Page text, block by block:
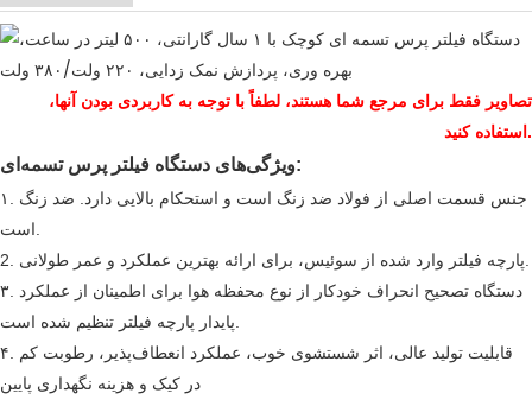
تصاویر فقط برای مرجع شما هستند، لطفاً با توجه به کاربردی بودن آنها،
استفاده کنید.
ویژگی‌های دستگاه فیلتر پرس تسمه‌ای:
۱. جنس قسمت اصلی از فولاد ضد زنگ است و استحکام بالایی دارد. ضد زنگ
است.
2. پارچه فیلتر وارد شده از سوئیس، برای ارائه بهترین عملکرد و عمر طولانی.
۳. دستگاه تصحیح انحراف خودکار از نوع محفظه هوا برای اطمینان از عملکرد
پایدار پارچه فیلتر تنظیم شده است.
۴. قابلیت تولید عالی، اثر شستشوی خوب، عملکرد انعطاف‌پذیر، رطوبت کم
در کیک و هزینه نگهداری پایین